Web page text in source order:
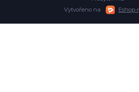
Vytvořeno na